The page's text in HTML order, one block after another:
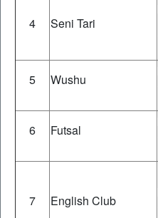
4 Seni Tari
5 Wushu
6 Futsal
7 English Club